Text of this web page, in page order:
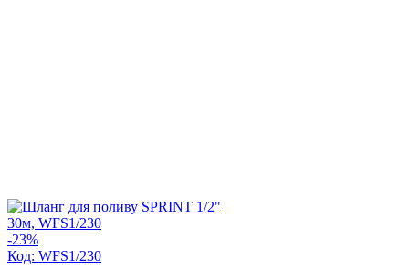
-23%
Код: WFS1/230